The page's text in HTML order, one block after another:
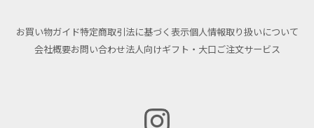
お買い物ガイド特定商取引法に基づく表示個人情報取り扱いについて
会社概要お問い合わせ法人向けギフト・大口ご注文サービス